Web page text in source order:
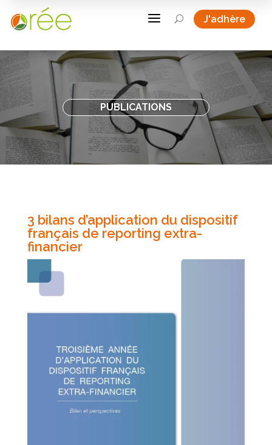
a U J'adhère
PUBLICATIONS
3 bilans d’application du dispositif
français de reporting extra-
financier